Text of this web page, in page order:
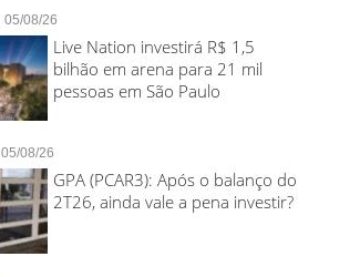
05/08/26
Live Nation investirá R$ 1,5
bilhão em arena para 21 mil
pessoas em São Paulo
05/08/26
GPA (PCAR3): Após o balanço do
2T26, ainda vale a pena investir?